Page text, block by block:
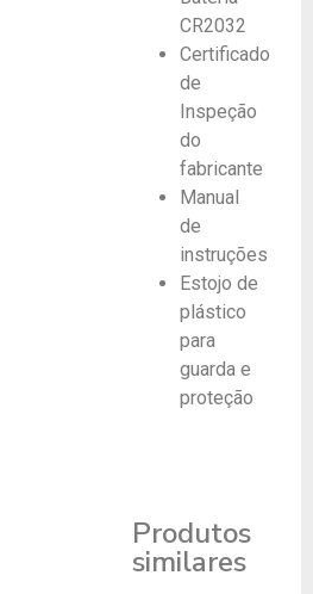
CR2032
Certificado
de
Inspeção
do
fabricante
Manual
de
instruções
Estojo de
plástico
para
guarda e
proteção
Produtos
similares